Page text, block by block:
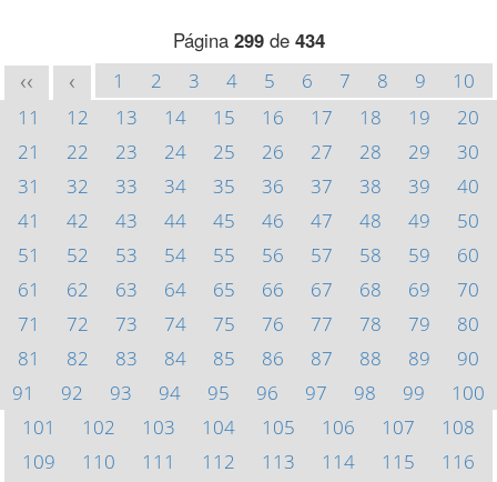
Página 299de 434
<< < 1 2 3 4 5 6 7 8 9
10
11
12 13 14 15 16 17 18 19
20
21
22 23 24 25 26 27 28 29
30
31
32 33 34 35 36 37 38 39
40
41
42 43 44 45 46 47 48 49
50
51
52 53 54 55 56 57 58 59
60
61
62 63 64 65 66 67 68 69
70
71
72 73 74 75 76 77 78 79
80
81
82 83 84 85 86 87 88 89
90
91
92 93 94 95 96 97 98 99
100
101
102 103 104 105 106 107
108
109
110 111 112 113 114 115
116